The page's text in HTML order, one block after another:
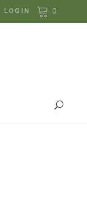
LOGIN 0